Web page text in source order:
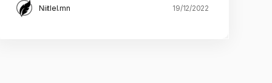
Niitlel.mn 19/12/2022